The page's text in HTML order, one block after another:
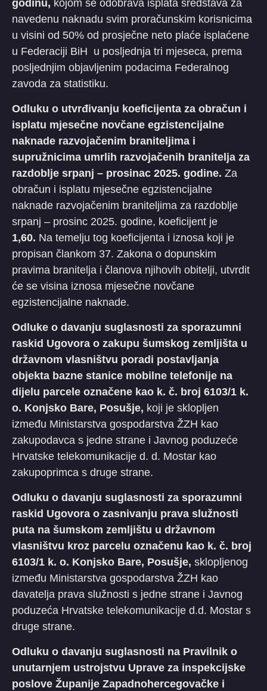
godinu, kojom se odobrava isplata sredstava za
navedenu naknadu svim proračunskim korisnicima
u visini od 50% od prosječne neto plaće isplaćene
u Federaciji BiH u posljednja tri mjeseca, prema
posljednjim objavljenim podacima Federalnog
zavoda za statistiku.
Odluku o utvrđivanju koeficijenta za obračun i
isplatu mjesečne novčane egzistencijalne
naknade razvojačenim braniteljima i
supružnicima umrlih razvojačenih branitelja za
razdoblje srpanj – prosinac 2025. godine. Za
obračun i isplatu mjesečne egzistencijalne
naknade razvojačenim braniteljima za razdoblje
srpanj – prosinc 2025. godine, koeficijent je
1,60. Na temelju tog koeficijenta i iznosa koji je
propisan člankom 37. Zakona o dopunskim
pravima branitelja i članova njihovih obitelji, utvrdit
će se visina iznosa mjesečne novčane
egzistencijalne naknade.
Odluke o davanju suglasnosti za sporazumni
raskid Ugovora o zakupu šumskog zemljišta u
državnom vlasništvu poradi postavljanja
objekta bazne stanice mobilne telefonije na
dijelu parcele označene kao k. č. broj 6103/1 k.
o. Konjsko Bare, Posušje, koji je sklopljen
između Ministarstva gospodarstva ŽZH kao
zakupodavca s jedne strane i Javnog poduzeće
Hrvatske telekomunikacije d. d. Mostar kao
zakupoprimca s druge strane.
Odluku o davanju suglasnosti za sporazumni
raskid Ugovora o zasnivanju prava služnosti
puta na šumskom zemljištu u državnom
vlasništvu kroz parcelu označenu kao k. č. broj
6103/1 k. o. Konjsko Bare, Posušje, sklopljenog
između Ministarstva gospodarstva ŽZH kao
davatelja prava služnosti s jedne strane i Javnog
poduzeća Hrvatske telekomunikacije d.d. Mostar s
druge strane.
Odluku o davanju suglasnosti na Pravilnik o
unutarnjem ustrojstvu Uprave za inspekcijske
poslove Županije Zapadnohercegovačke i